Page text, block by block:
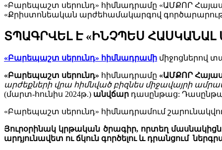
«Բարեպաշտ սերունդ» հիմնադրամը «ԱՄՔՈՐ
«Քրիստոնեական արժեհամակարգով
ՏՊԱԳՐՎԵԼ Է «ԻՆՉՊԵՍ
«Բարեպաշտ սերունդ» հիմնադրամի միջոցներով
«Բարեպաշտ սերունդ» հիմնադրամը «ԱՄՔՈՐ
արժեքների վրա հիմնված բիզնես միջավայրի
(մարտ-հունիս 2024թ.) անվճար դասընթաց:
«Բարեպաշտ սերունդ» հիմնադրամում
Յուրօրինակ կրթական ծրագիր, որտեղ
արդյունավետ ու ճկուն գործելու և դրանցում